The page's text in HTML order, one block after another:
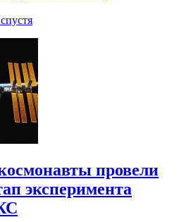
провели
эксперимента